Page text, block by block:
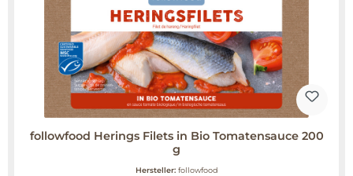
followfood Herings Filets in Bio Tomatensauce 200
g
Hersteller: followfood